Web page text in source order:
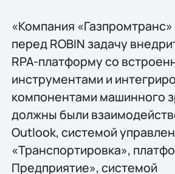
«Компания «Газпромтранс»
перед ROBIN задачу
RPA-платформу со
инструментами и
компонентами машинного
должны были
Outlook, системой
«Транспортировка»,
Предприятие», системой